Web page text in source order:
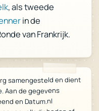
, als tweede
in de
van Frankrijk.
samengesteld en dient
Aan de gegevens
en Datum.nl